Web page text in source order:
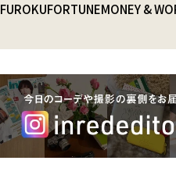
FUROKUFORTUNEMONEY &